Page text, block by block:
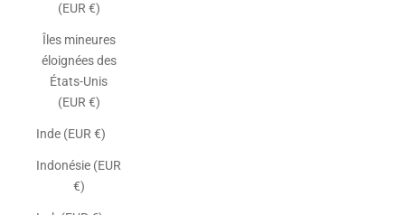
(EUR €)
Îles mineures
éloignées des
États-Unis
(EUR €)
Inde (EUR €)
Indonésie (EUR
€)